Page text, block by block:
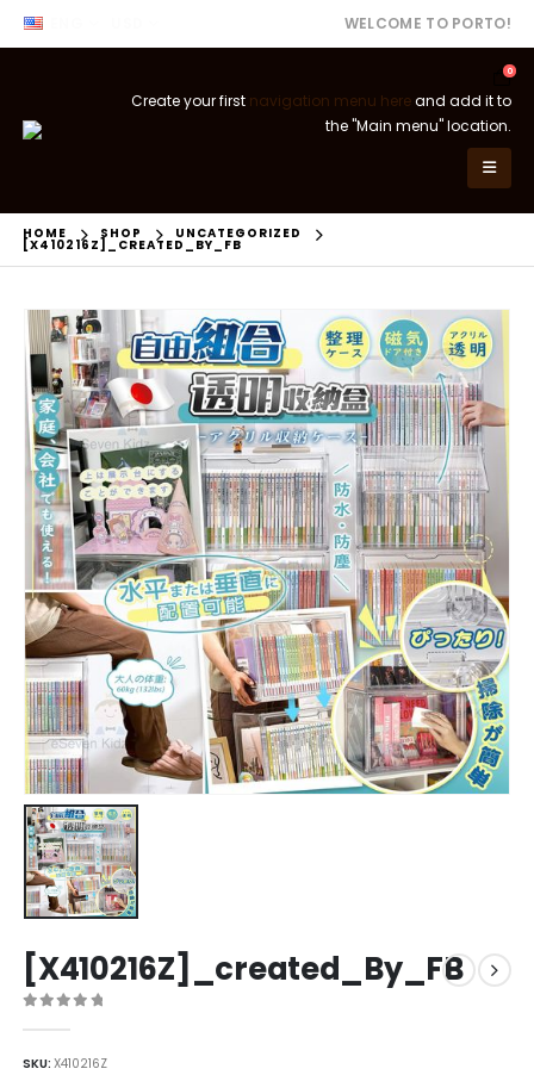
WELCOME TO PORTO!
0
Create your first navigation menu hereand add it to
the "Main menu" location.
HOME SHOP UNCATEGORIZED
[X410216Z]_CREATED_BY_FB
[X410216Z]_created_By_FB
SKU:X410216Z